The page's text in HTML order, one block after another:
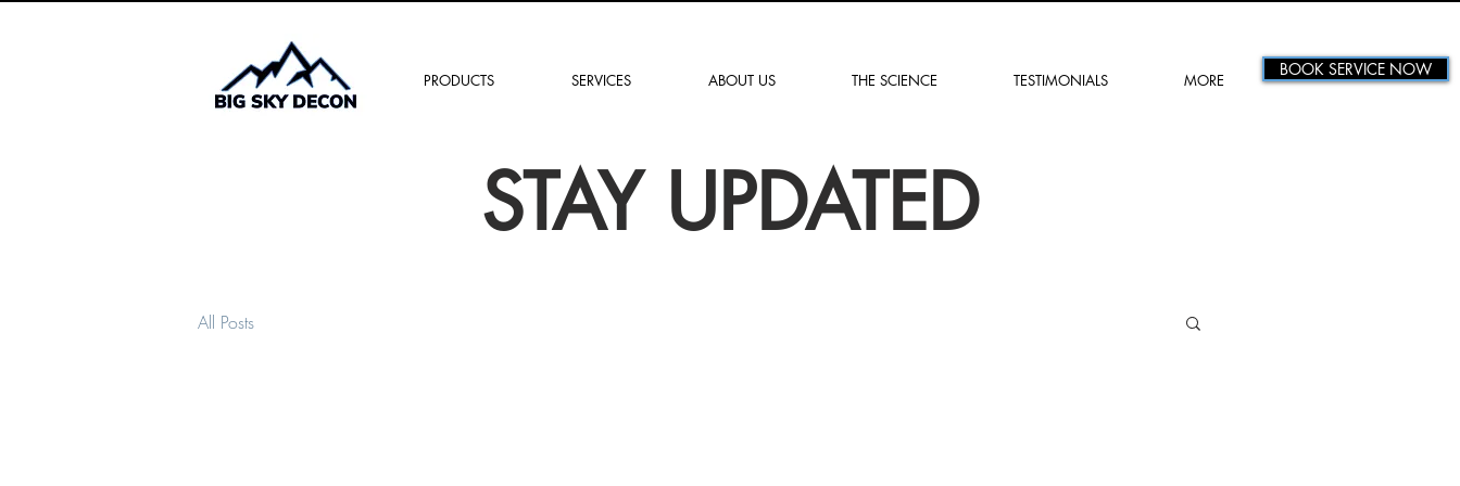
PRODUCTS SERVICES ABOUT US THE SCIENCE TESTIMONIALS MORE
BOOK SERVICE NOW
STAY UPDATED
All Posts